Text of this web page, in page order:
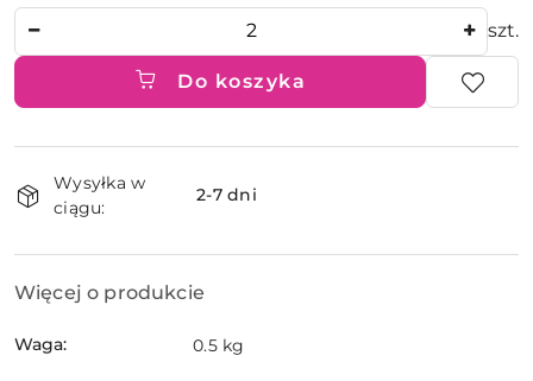
szt.
Do koszyka
i
dostawa
Wysyłka w
ciągu:
2-7 dni
Więcej o produkcie
Waga: 0.5 kg